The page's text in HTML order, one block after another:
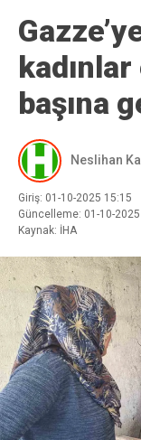
kadınlar
başına
Neslihan
Giriş: 01-10-2025 15:15
Güncelleme: 01-10-
Kaynak: İHA